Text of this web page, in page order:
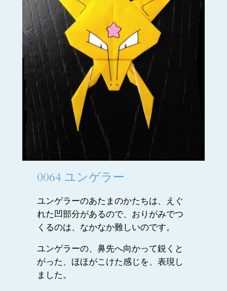
0064 ユンゲラー
ユンゲラーのあたまのかたちは、えぐ
れた凹部分があるので、おりがみでつ
くるのは、なかなか難しいのです。
ユンゲラーの、鼻先へ向かって鋭くと
がった、ほほがこけた感じを、表現し
ました。